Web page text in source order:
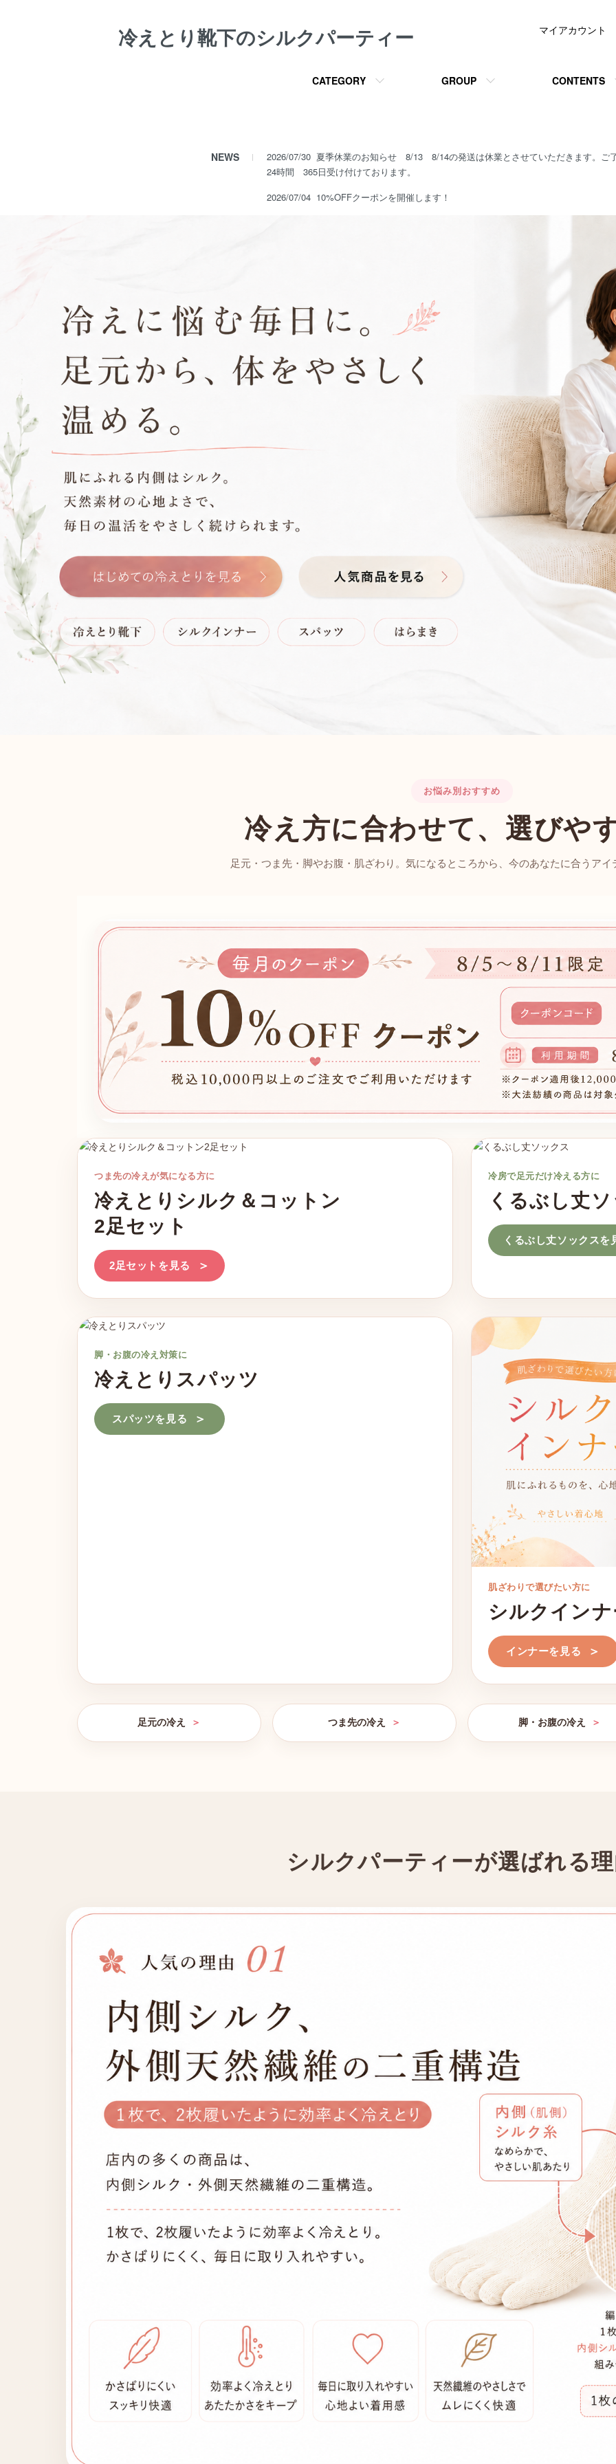
冷えとり靴下のシルクパーティー
CATEGORY GROUP CONTENTS
マイアカウント
NEWS
2026/07/30 夏季休業のお知らせ 8/13 8/14の発送は休業とさせていただきます。ご
24時間 365日受け付けております。
2026/07/04 10%OFFクーポンを開催します！
冷えに悩む毎日に。足元から、体をやさしく温める。
お悩み別おすすめ
冷え方に合わせて、選びや
足元・つま先・脚やお腹・肌ざわり。気になるところから、今のあなたに合うアイ
つま先の冷えが気になる方に
冷えとりシルク＆コットン
2足セット
2足セットを見る
冷房で足元だけ冷える方に
くるぶし丈
くるぶし丈ソックスを
脚・お腹の冷え対策に
冷えとりスパッツ
スパッツを見る
肌ざわりで選びたい方に
シルクイン
インナーを見る
足元の冷え つま先の冷え 脚・お腹の冷え
シルクパーティーが選ばれる